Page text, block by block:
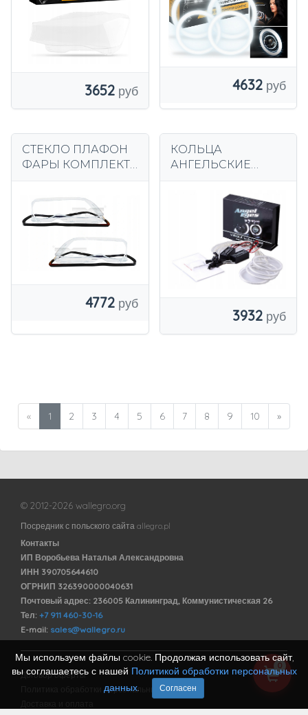
3652 4632
СТЕКЛО ПЛАФОН
ФАРЫ КОМПЛЕКТ
4772
КОЛЬЦА
АНГЕЛЬСКИЕ
CCFL DRL
ДНЕВНЫЕ БЕЛЫЕ
3932
« 1 2 3 4 5 6 7 8 9 10 »
© 2012-2026 wallegro.org
Посредник с польского сайта allegro.pl
Контакты
ИП Воробьева Наталья Александровна
ИНН 390705644610
ОГРНИП 326390000040631
Почтовый адрес: 236005 Калининград, Коммунистическая 26
Тел: +7 911 460-30-16
E-mail: sales@wallegro.ru
Договор оферты
Политика обработки персональных данных
0
Мы используем файлы cookie. Продолжая использовать сайт,
вы соглашаетесь с нашей Политикой обработки персональных
данных
Согласен